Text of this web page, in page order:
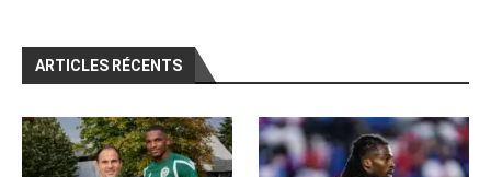
ARTICLES RÉCENTS